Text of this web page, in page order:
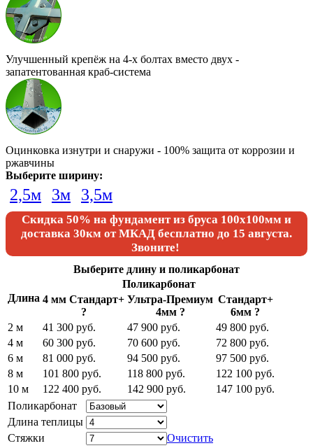
Улучшенный крепёж на 4-х болтах вместо двух -
запатентованная краб-система
Оцинковка изнутри и снаружи - 100% защита от коррозии и
ржавчины
Выберите ширину:
2,5м 3м 3,5м
Скидка 50% на фундамент из бруса 100х100мм и
доставка 30км от МКАД бесплатно до 15 августа.
Звоните!
Выберите длину и поликарбонат
Длина
Поликарбонат
4 мм Стандарт+
?
Ультра-Премиум
4мм ?
Стандарт+
6мм ?
2 м
41 300 руб. 47 900 руб.
49 800 руб.
4 м
60 300 руб. 70 600 руб.
72 800 руб.
6 м
81 000 руб. 94 500 руб.
97 500 руб.
8 м
101 800 руб. 118 800 руб.
122 100 руб.
10 м
122 400 руб. 142 900 руб.
147 100 руб.
Поликарбонат
Длина теплицы
Стяжки
Очистить